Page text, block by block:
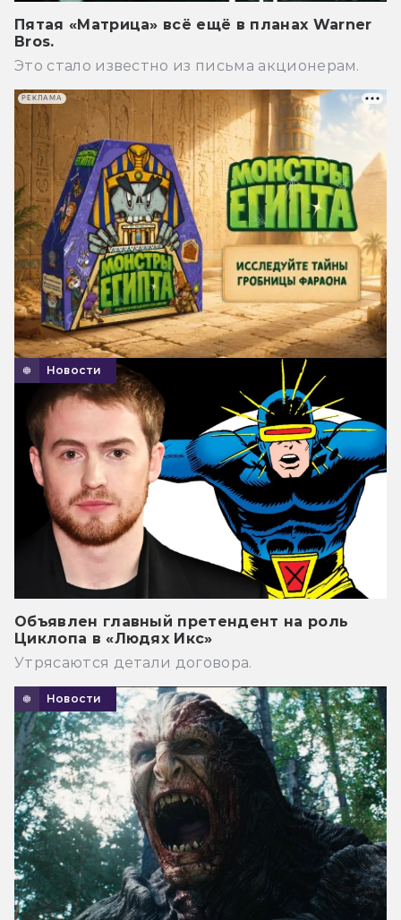
Пятая «Матрица» всё ещё в планах Warner
Bros.
Это стало известно из письма акционерам.
Новости
Объявлен главный претендент на роль
Циклопа в «Людях Икс»
Утрясаются детали договора.
Новости
РЕКЛАМА